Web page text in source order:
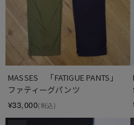
MASSES　「FATIGUE PANTS」
ファティーグパンツ
¥33,000(税込)